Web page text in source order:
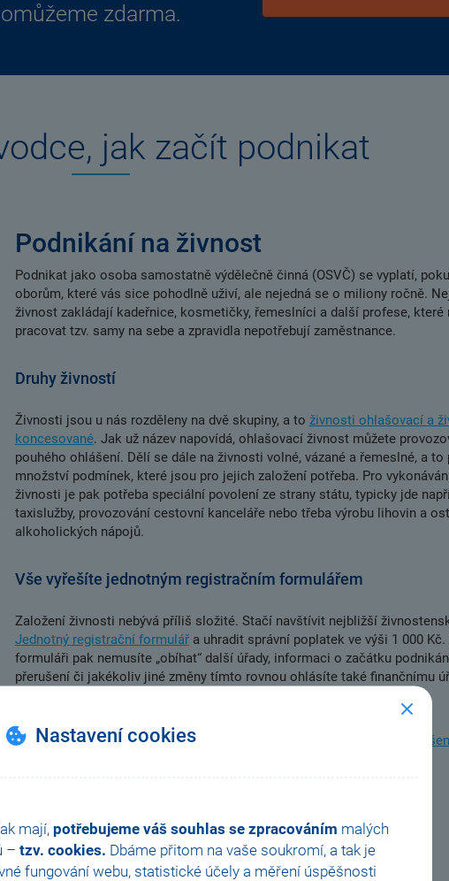
Nastavení cookies
mají, potřebujeme váš souhlas se zpracováním malých
– tzv. cookies. Dbáme přitom na vaše soukromí, a tak je
fungování webu, statistické účely a měření úspěšnosti
zdarma.
jak začít podnikat
Podnikání na živnost
Podnikat jako osoba samostatně výdělečně činná (OSVČ) se vyplatí,
oborům, které vás sice pohodlně uživí, ale nejedná se o miliony ročně.
živnost zakládají kadeřnice, kosmetičky, řemeslníci a další profese, které
pracovat tzv. samy na sebe a zpravidla nepotřebují zaměstnance.
Druhy živností
Živnosti jsou u nás rozděleny na dvě skupiny, a to živnosti ohlašovací a
koncesované. Jak už název napovídá, ohlašovací živnost můžete
pouhého ohlášení. Dělí se dále na živnosti volné, vázané a řemeslné, a to
množství podmínek, které jsou pro jejich založení potřeba. Pro
živnosti je pak potřeba speciální povolení ze strany státu, typicky jde
taxislužby, provozování cestovní kanceláře nebo třeba výrobu lihovin a
alkoholických nápojů.
Vše vyřešíte jednotným registračním formulářem
Založení živnosti nebývá příliš složité. Stačí navštívit nejbližší
Jednotný registrační formulářa uhradit správní poplatek ve výši 1 000
formuláři pak nemusíte „obíhat“ další úřady, informaci o začátku
přerušení či jakékoliv jiné změny tímto rovnou ohlásíte také finančnímu
Více informací, jak začít podnikat jako fyzická osoba, se dozvíte na